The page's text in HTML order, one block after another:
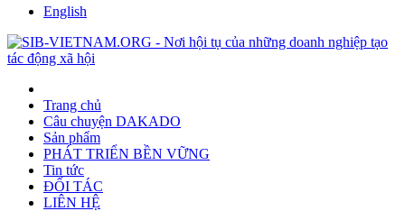
English
Trang chủ
Câu chuyện DAKADO
Sản phẩm
PHÁT TRIỂN BỀN VỮNG
Tin tức
ĐỐI TÁC
LIÊN HỆ